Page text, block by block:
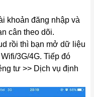
khoản đăng nhập và
cân theo dõi.
rồi thì bạn mở dữ liệu
3G/4G. Tiếp đó
tư >> Dịch vụ định